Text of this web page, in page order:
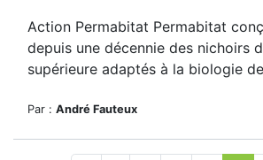
Action Permabitat Permabitat
depuis une décennie des nichoirs
supérieure adaptés à la biologie
Par : André Fauteux